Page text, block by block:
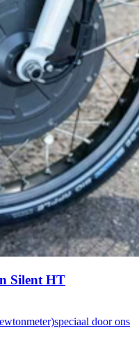
Silent HT
door ons